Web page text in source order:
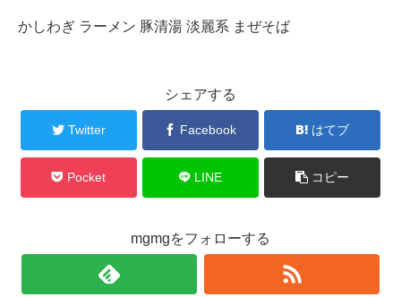
かしわぎ ラーメン 豚清湯 淡麗系 まぜそば
シェアする
Twitter Facebook はてブ
Pocket LINE コピー
mgmgをフォローする